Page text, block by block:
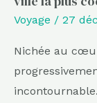
Voyage / 27
Nichée au
du